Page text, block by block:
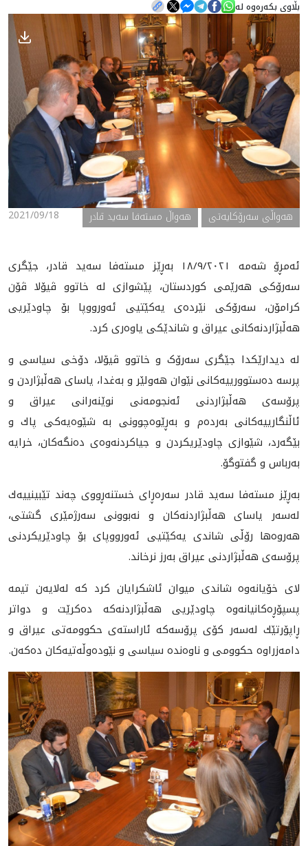
هه‌واڵ
گەلەری
بڵاوی بکەرەوە لە
2021/09/18 ھەواڵی سەرۆکایەتی هەواڵ مستەفا سەید قادر
ئەمڕۆ شەمە ١٨/٩/٢٠٢١ به‌ڕێز مستەفا سەید قادر، جێگری
سەرۆکی هەرێمی کوردستان، پێشوازی لە خاتوو ڤیۆلا ڤۆن
کرامۆن، سەرۆکی نێردەی یەکێتیی ئەورووپا بۆ چاودێریی
هەڵبژاردنەکانی عیراق و شاندێکی یاوەری کرد.
لە دیدارێكدا جێگری سەرۆک و خاتوو ڤیۆلا، دۆخی سیاسی و
پرسە دەستوورییه‌كانی نێوان هەولێر و بەغدا، یاسای هەڵبژاردن و
پرۆسەی هەڵبژاردنی ئەنجومەنی نوێنەرانی عیراق و
ئاڵنگارییەکانی بەردەم و به‌ڕێوه‌چوونی به‌ شێوه‌یه‌كی پاك و
بێگه‌رد، شێوازی چاودێریکردن و جیاکردنەوەی دەنگەکان، خرایە
بەرباس و گفتوگۆ.
به‌ڕێز مسته‌فا سه‌ید قادر سەرەڕای خستنه‌ڕووی چه‌ند تێبینییه‌ك
لەسەر یاسای هەڵبژاردنەکان و نەبوونی سەرژمێری گشتی،
هه‌روه‌ها رۆڵی شاندی یه‌كێتیی ئه‌ورووپای بۆ چاودێریکردنی
پرۆسەی هەڵبژاردنی عیراق به‌رز نرخاند.
لای خۆیانه‌وه‌ شاندی میوان ئاشكرایان كرد كه‌ له‌لایه‌ن تیمه‌
پسپۆڕه‌كانیانه‌وه‌ چاودێریی هەڵبژاردنەکە ده‌كرێت و دواتر
ڕاپۆرتێك له‌سه‌ر كۆی پرۆسه‌كه‌ ئاراستەی حکوومەتی عیراق و
دامەزراوە حکوومی و ناوەندە سیاسی و نێودەوڵەتیەکان دەکەن.